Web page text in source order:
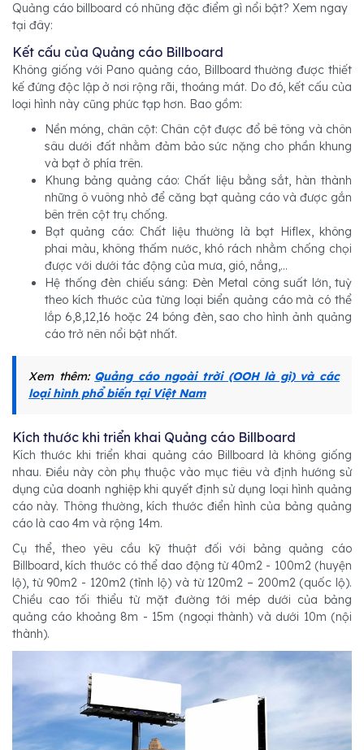
Quảng cáo billboard có nhũng đặc điểm gì nổi bật? Xem ngay
tại đây:
Kết cấu của Quảng cáo Billboard
Không giống với Pano quảng cáo, Billboard thường được thiết
kế đứng độc lập ở nơi rộng rãi, thoáng mát. Do đó, kết cấu của
loại hình này cũng phức tạp hơn. Bao gồm:
Nền móng, chân cột: Chân cột được đổ bê tông và chôn
sâu dưới đất nhằm đảm bảo sức nặng cho phần khung
và bạt ở phía trên.
Khung bảng quảng cáo: Chất liệu bằng sắt, hàn thành
những ô vuông nhỏ để căng bạt quảng cáo và được gắn
bên trên cột trụ chống.
Bạt quảng cáo: Chất liệu thường là bạt Hiflex, không
phai màu, không thấm nước, khó rách nhằm chống chọi
được với dưới tác động của mưa, gió, nắng,...
Hệ thống đèn chiếu sáng: Đèn Metal công suất lớn, tuỳ
theo kích thước của từng loại biển quảng cáo mà có thể
lắp 6,8,12,16 hoặc 24 bóng đèn, sao cho hình ảnh quảng
cáo trở nên nổi bật nhất.
Xem thêm: Quảng cáo ngoài trời (OOH là gì) và các
loại hình phổ biến tại Việt Nam
Kích thước khi triển khai Quảng cáo Billboard
Kích thước khi triển khai quảng cáo Billboard là không giống
nhau. Điều này còn phụ thuộc vào mục tiêu và định hướng sử
dụng của doanh nghiệp khi quyết định sử dụng loại hình quảng
cáo này. Thông thường, kích thước điển hình của bảng quảng
cáo là cao 4m và rộng 14m.
Cụ thể, theo yêu cầu kỹ thuật đối với bảng quảng cáo
Billboard, kích thước có thể dao động từ 40m2 - 100m2 (huyện
lộ), từ 90m2 - 120m2 (tỉnh lộ) và từ 120m2 – 200m2 (quốc lộ).
Chiều cao tối thiểu từ mặt đường tới mép dưới của bảng
quảng cáo khoảng 8m - 15m (ngoại thành) và dưới 10m (nội
thành).